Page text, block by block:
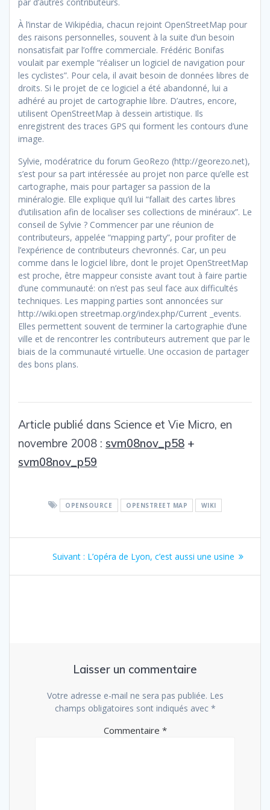
À l’instar de Wikipédia, chacun rejoint OpenStreetMap pour
des raisons personnelles, souvent à la suite d’un besoin
nonsatisfait par l’offre commerciale. Frédéric Bonifas
voulait par exemple “réaliser un logiciel de navigation pour
les cyclistes”. Pour cela, il avait besoin de données libres de
droits. Si le projet de ce logiciel a été abandonné, lui a
adhéré au projet de cartographie libre. D’autres, encore,
utilisent OpenStreetMap à dessein artistique. Ils
enregistrent des traces GPS qui forment les contours d’une
image.
Sylvie, modératrice du forum GeoRezo (http://georezo.net),
s’est pour sa part intéressée au projet non parce qu’elle est
cartographe, mais pour partager sa passion de la
minéralogie. Elle explique qu’il lui “fallait des cartes libres
d’utilisation afin de localiser ses collections de minéraux”. Le
conseil de Sylvie ? Commencer par une réunion de
contributeurs, appelée “mapping party”, pour profiter de
l’expérience de contributeurs chevronnés. Car, un peu
comme dans le logiciel libre, dont le projet OpenStreetMap
est proche, être mappeur consiste avant tout à faire partie
d’une communauté: on n’est pas seul face aux difficultés
techniques. Les mapping parties sont annoncées sur
http://wiki.open streetmap.org/index.php/Current _events.
Elles permettent souvent de terminer la cartographie d’une
ville et de rencontrer les contributeurs autrement que par le
biais de la communauté virtuelle. Une occasion de partager
des bons plans.
Article publié dans Science et Vie Micro, en
novembre 2008 : svm08nov_p58 +
svm08nov_p59
OPENSOURCE OPENSTREET MAP WIKI
Navigation
de
Suivant : Article
L’opéra de Lyon, c’est aussi une usine
Laisser un commentaire
Votre adresse e-mail ne sera pas publiée. Les
champs obligatoires sont indiqués avec *
Commentaire *